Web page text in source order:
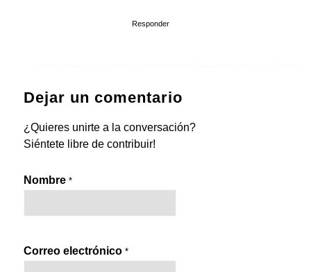
Responder
Dejar un comentario
¿Quieres unirte a la conversación?
Siéntete libre de contribuir!
Nombre *
Correo electrónico *